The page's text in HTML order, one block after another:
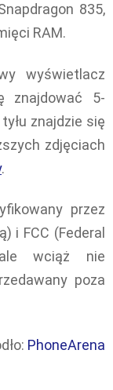
835,
RAM.
wyświetlacz
znajdować 5-
znajdzie się
zdjęciach
.
przez
i FCC (Federal
ale wciąż nie
poza
PhoneArena